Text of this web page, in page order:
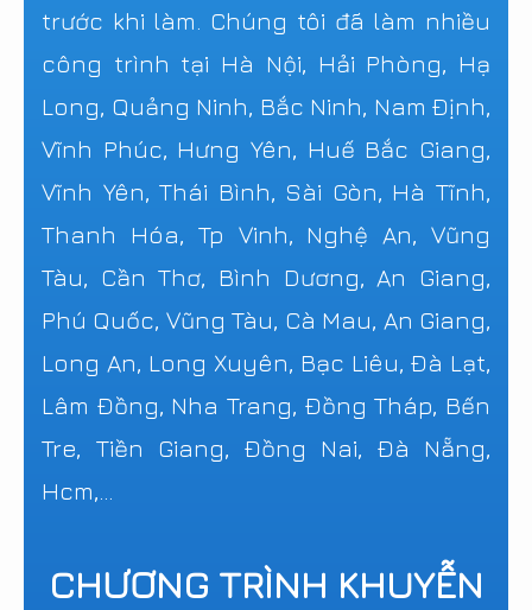
trước khi làm. Chúng tôi đã làm nhiều
công trình tại Hà Nội, Hải Phòng, Hạ
Long, Quảng Ninh, Bắc Ninh, Nam Định,
Vĩnh Phúc, Hưng Yên, Huế Bắc Giang,
Vĩnh Yên, Thái Bình, Sài Gòn, Hà Tĩnh,
Thanh Hóa, Tp Vinh, Nghệ An, Vũng
Tàu, Cần Thơ, Bình Dương, An Giang,
Phú Quốc, Vũng Tàu, Cà Mau, An Giang,
Long An, Long Xuyên, Bạc Liêu, Đà Lạt,
Lâm Đồng, Nha Trang, Đồng Tháp, Bến
Tre, Tiền Giang, Đồng Nai, Đà Nẵng,
Hcm,...
CHƯƠNG TRÌNH KHUYỄN